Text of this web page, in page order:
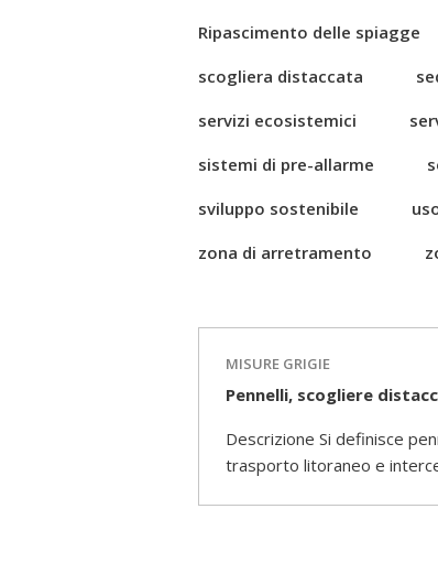
Ripascimento delle spiagge
scogliera distaccata
servizi ecosistemici
sistemi di pre-allarme
sviluppo sostenibile
zona di arretramento
MISURE GRIGIE
Pennelli, scogliere
Descrizione Si definisce
trasporto litoraneo e